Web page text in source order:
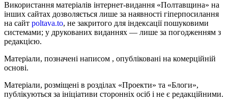
Використання матеріалів інтернет-видання «Полтавщина» на
інших сайтах дозволяється лише за наявності гіперпосилання
на сайт poltava.to, не закритого для індексації пошуковими
системами; у друкованих виданнях — лише за погодженням з
редакцією.
Матеріали, позначені написом , опубліковані на комерційній
основі.
Матеріали, розміщені в розділах «Проекти» та «Блоги»,
публікуються за ініціативи сторонніх осіб і не є редакційними.